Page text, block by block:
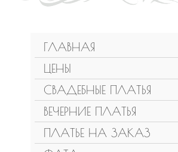
ГЛАВНАЯ
ЦЕНЫ
СВАДЕБНЫЕ ПЛАТЬЯ
ВЕЧЕРНИЕ ПЛАТЬЯ
ПЛАТЬЕ НА ЗАКАЗ